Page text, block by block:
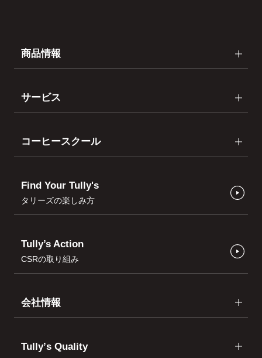
商品情報
サービス
コーヒースクール
Find Your Tully's
タリーズの楽しみ方
Tully’s Action
CSRの取り組み
会社情報
Tullyʼs Quality